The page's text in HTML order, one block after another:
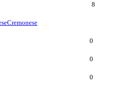
8
Cremonese
0
0
0